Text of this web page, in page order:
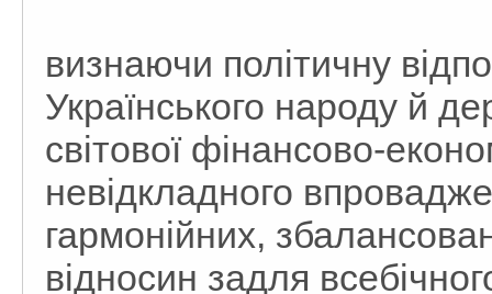
визнаючи політичну
Українського народу й
світової фінансово-
невідкладного
гармонійних,
відносин задля